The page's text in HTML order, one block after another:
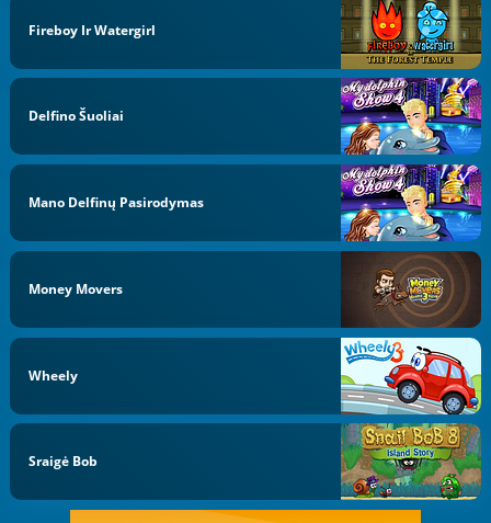
Fireboy Ir Watergirl
Delfino Šuoliai
Mano Delfinų Pasirodymas
Money Movers
Wheely
Sraigė Bob